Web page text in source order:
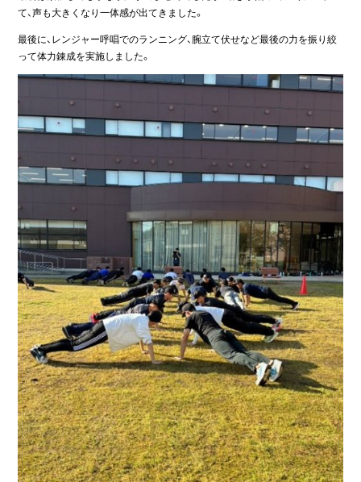
て、声も大きくなり一体感が出てきました。
最後に、レンジャー呼唱でのランニング、腕立て伏せなど最後の力を振り絞
って体力錬成を実施しました。